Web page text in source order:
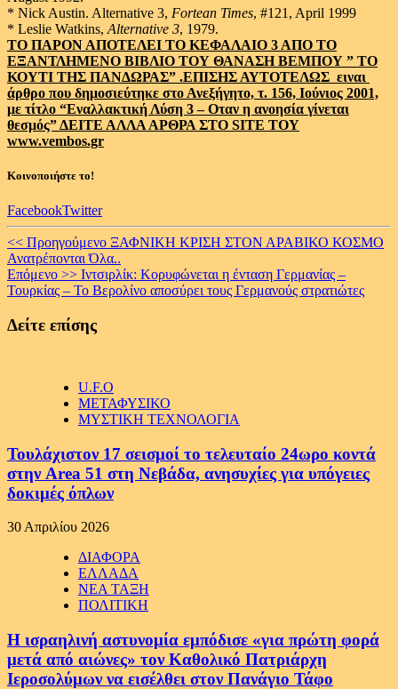
* Nick Austin. Alternative 3, Fortean Times, #121, April 1999
* Leslie Watkins, Alternative 3, 1979.
ΤΟ ΠΑΡΟΝ ΑΠΟΤΕΛΕΙ ΤΟ ΚΕΦΑΛΑΙΟ 3 ΑΠΟ ΤΟ
ΕΞΑΝΤΛΗΜΕΝΟ ΒΙΒΛΙΟ ΤΟΥ ΘΑΝΑΣΗ ΒΕΜΠΟΥ ” ΤΟ
ΚΟΥΤΙ ΤΗΣ ΠΑΝΔΩΡΑΣ” .ΕΠΙΣΗΣ ΑΥΤΟΤΕΛΩΣ ειναι
άρθρο που δημοσιεύτηκε στο Ανεξήγητο, τ. 156, Ιούνιος 2001,
με τίτλο “Εναλλακτική Λύση 3 – Οταν η ανοησία γίνεται
θεσμός”ΔΕΙΤΕ ΑΛΛΑ ΑΡΘΡΑ ΣΤΟ SITE TOY
www.vembos.gr
Κοινοποιήστε το!
FacebookTwitter
Continue
Reading
<< Προηγούμενο ΞΑΦΝΙΚΗ ΚΡΙΣΗ ΣΤΟΝ ΑΡΑΒΙΚΟ ΚΟΣΜΟ
Ανατρέπονται Όλα..
Επόμενο >> Ιντσιρλίκ: Κορυφώνεται η ένταση Γερμανίας –
Τουρκίας – Το Βερολίνο αποσύρει τους Γερμανούς στρατιώτες
Δείτε επίσης
U.F.O
ΜΕΤΑΦΥΣΙΚΟ
ΜΥΣΤΙΚΗ ΤΕΧΝΟΛΟΓΙΑ
Τουλάχιστον 17 σεισμοί το τελευταίο 24ωρο κοντά
στην Area 51 στη Νεβάδα, ανησυχίες για υπόγειες
δοκιμές όπλων
30 Απριλίου 2026
ΔΙΑΦΟΡΑ
ΕΛΛΑΔΑ
ΝΕΑ ΤΑΞΗ
ΠΟΛΙΤΙΚΗ
Η ισραηλινή αστυνομία εμπόδισε «για πρώτη φορά
μετά από αιώνες» τον Καθολικό Πατριάρχη
Ιεροσολύμων να εισέλθει στον Πανάγιο Τάφο